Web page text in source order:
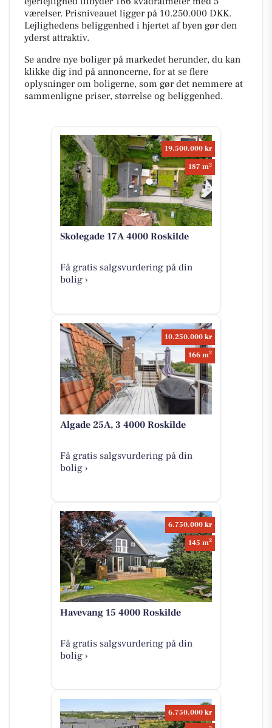
værelser. Prisniveauet ligger på 10.250.000 DKK.
Lejlighedens beliggenhed i hjertet af byen gør den
yderst attraktiv.
Se andre nye boliger på markedet herunder, du kan
klikke dig ind på annoncerne, for at se flere
oplysninger om boligerne, som gør det nemmere at
sammenligne priser, størrelse og beliggenhed.
19.500.000 kr
187 m2
Skolegade 17A 4000 Roskilde
Få gratis salgsvurdering på din
bolig ›
10.250.000 kr
166 m2
Algade 25A, 3 4000 Roskilde
Få gratis salgsvurdering på din
bolig ›
6.750.000 kr
145 m2
Havevang 15 4000 Roskilde
Få gratis salgsvurdering på din
bolig ›
6.750.000 kr